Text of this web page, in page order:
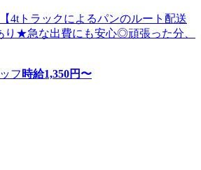
4tトラックによるパンのルート配送
り★急な出費にも安心◎頑張った分、
フ 時給1,350円〜